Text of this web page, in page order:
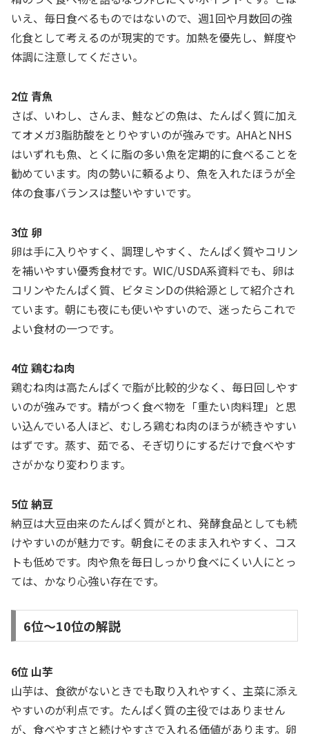
いえ、毎日食べるものではないので、週1回や月数回の強
化食として考えるのが現実的です。加熱を優先し、鮮度や
体調に注意してください。
2位 青魚
さば、いわし、さんま、鮭などの魚は、たんぱく質に加え
てオメガ3脂肪酸をとりやすいのが強みです。AHAとNHS
はいずれも魚、とくに脂の多い魚を定期的に食べることを
勧めています。肉の勢いに頼るより、魚を入れたほうが全
体の食事バランスは整いやすいです。
3位 卵
卵は手に入りやすく、調理しやすく、たんぱく質やコリン
を補いやすい優秀食材です。WIC/USDA系資料でも、卵は
コリンやたんぱく質、ビタミンDの供給源として紹介され
ています。朝にも夜にも使いやすいので、迷ったらこれで
よい食材の一つです。
4位 鶏むね肉
鶏むね肉は高たんぱくで脂が比較的少なく、毎日回しやす
いのが強みです。精がつく食べ物を「重たい肉料理」と思
い込んでいる人ほど、むしろ鶏むね肉のほうが続きやすい
はずです。蒸す、茹でる、そぎ切りにするだけで食べやす
さがかなり変わります。
5位 納豆
納豆は大豆由来のたんぱく質がとれ、発酵食品としても続
けやすいのが魅力です。朝食にそのまま入れやすく、コス
トも低めです。肉や魚を毎日しっかり食べにくい人にとっ
ては、かなり心強い存在です。
6位〜10位の解説
6位 山芋
山芋は、食欲がないときでも取り入れやすく、主菜に添え
やすいのが利点です。たんぱく質の主役ではありません
が、食べやすさと続けやすさで入れる価値があります。卵